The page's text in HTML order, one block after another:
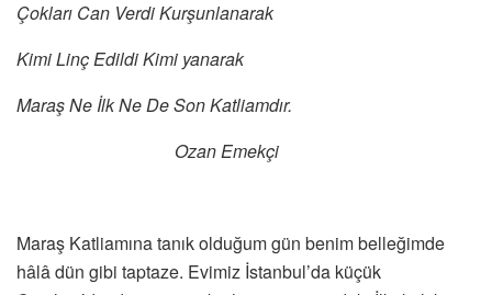
Çokları Can Verdi Kurşunlanarak
Kimi Linç Edildi Kimi yanarak
Maraş Ne İlk Ne De Son Katliamdır.
Ozan Emekçi
Maraş Katliamına tanık olduğum gün benim belleğimde
hâlâ dün gibi taptaze. Evimiz İstanbul’da küçük